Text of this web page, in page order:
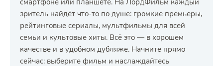
смартфоне или планшете. На ЛордФильм каждый
зритель найдёт что-то по душе: громкие премьеры,
рейтинговые сериалы, мультфильмы для всей
семьи и культовые хиты. Всё это — в хорошем
качестве и в удобном дубляже. Начните прямо
сейчас: выберите фильм и наслаждайтесь